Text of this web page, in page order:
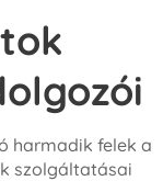
harmadik felek a
szolgáltatásai